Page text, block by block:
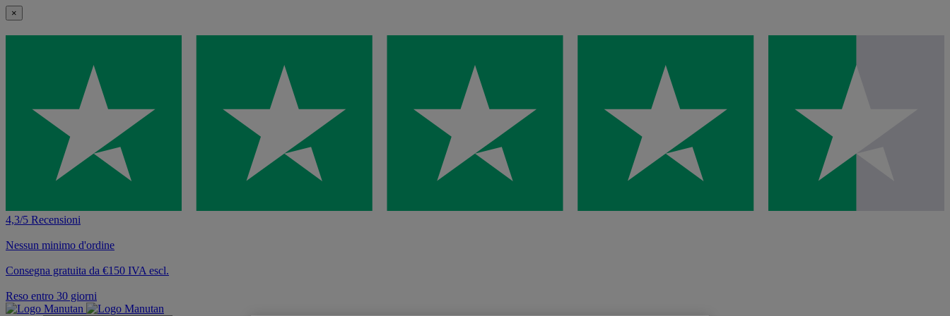
×
4,3/5 Recensioni
Nessun minimo d'ordine
Consegna gratuita da €150 IVA escl.
Reso entro 30 giorni